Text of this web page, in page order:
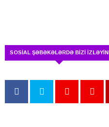
SOSİAL ŞƏBƏKƏLƏRDƏ BİZİ İZLƏYİN